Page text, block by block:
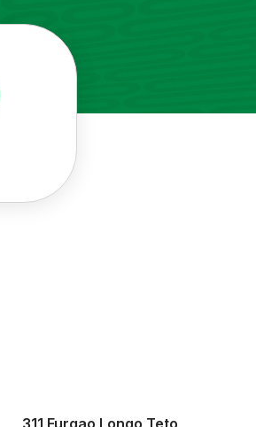
311 Furgao Longo Teto